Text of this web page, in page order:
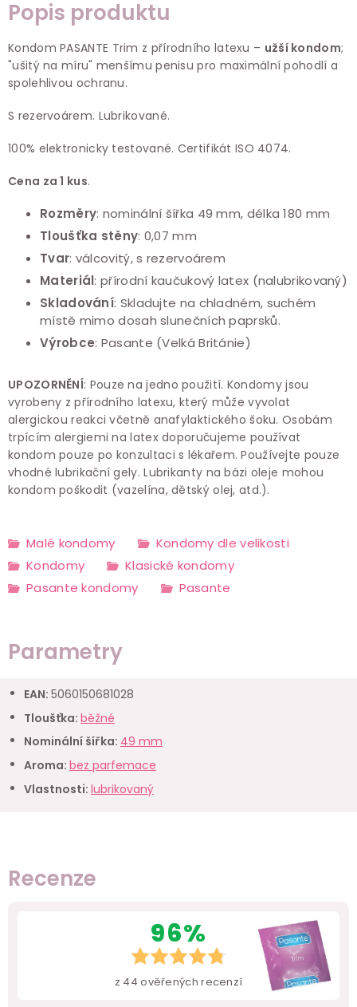
Popis produktu
Kondom PASANTE Trim z přírodního latexu – užší kondom;
"ušitý na míru" menšímu penisu pro maximální pohodlí a
spolehlivou ochranu.
S rezervoárem. Lubrikované.
100% elektronicky testované. Certifikát ISO 4074.
Cena za 1 kus.
Rozměry: nominální šířka 49 mm, délka 180 mm
Tloušťka stěny: 0,07 mm
Tvar: válcovitý, s rezervoárem
Materiál: přírodní kaučukový latex (nalubrikovaný)
Skladování: Skladujte na chladném, suchém
místě mimo dosah slunečních paprsků.
Výrobce: Pasante (Velká Británie)
UPOZORNĚNÍ: Pouze na jedno použití. Kondomy jsou
vyrobeny z přírodního latexu, který může vyvolat
alergickou reakci včetně anafylaktického šoku. Osobám
trpícím alergiemi na latex doporučujeme používat
kondom pouze po konzultaci s lékařem. Používejte pouze
vhodné lubrikační gely. Lubrikanty na bázi oleje mohou
kondom poškodit (vazelína, dětský olej, atd.).
Malé kondomy
Kondomy dle velikosti
Kondomy
Klasické kondomy
Pasante kondomy
Pasante
Parametry
EAN: 5060150681028
Tloušťka: běžné
Nominální šířka: 49 mm
Aroma: bez parfemace
Vlastnosti: lubrikovaný
Recenze
96%
z 44 ověřených recenzí